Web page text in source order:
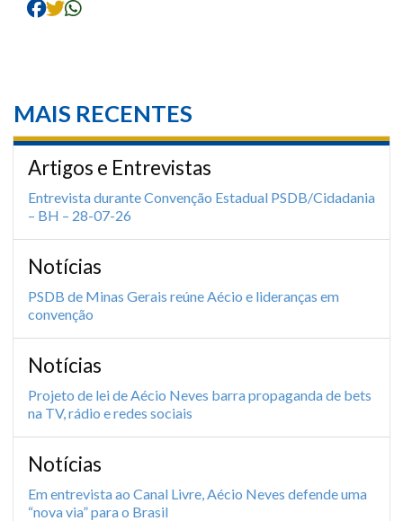
MAIS RECENTES
Artigos e Entrevistas
Entrevista durante Convenção Estadual PSDB/Cidadania
– BH – 28-07-26
Notícias
PSDB de Minas Gerais reúne Aécio e lideranças em
convenção
Notícias
Projeto de lei de Aécio Neves barra propaganda de bets
na TV, rádio e redes sociais
Notícias
Em entrevista ao Canal Livre, Aécio Neves defende uma
“nova via” para o Brasil